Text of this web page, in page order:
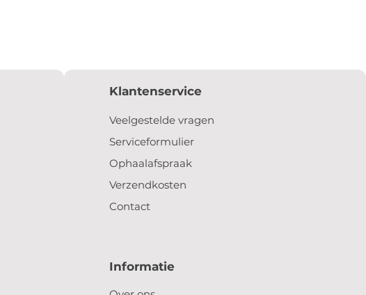
Klantenservice
Veelgestelde vragen
Serviceformulier
Ophaalafspraak
Verzendkosten
Contact
Informatie